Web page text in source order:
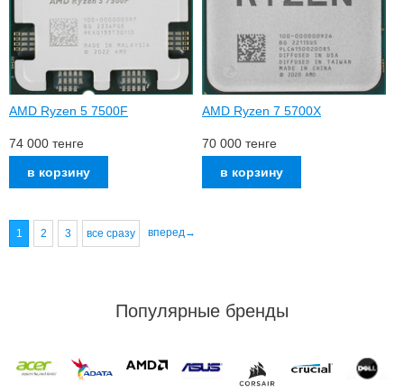
AMD Ryzen 5 7500F
74 000 тенге
AMD Ryzen 7 5700X
70 000 тенге
1 2 3 все сразу вперед→
Популярные бренды